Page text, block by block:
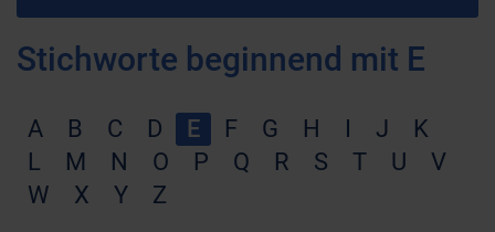
Stichworte beginnend mit E
A B C D E F G H I J
K
L
M N O P Q R S T U
V
W
X Y Z